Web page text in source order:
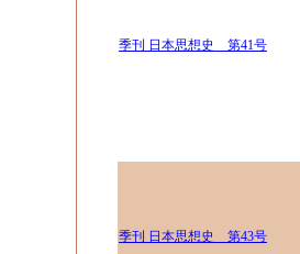
季刊 日本思想史 第41号
季刊 日本思想史 第43号